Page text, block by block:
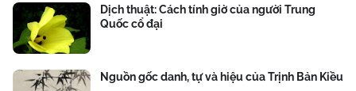
Dịch thuật: Cách tính giờ của người Trung
Quốc cổ đại
Nguồn gốc danh, tự và hiệu của Trịnh Bản Kiều